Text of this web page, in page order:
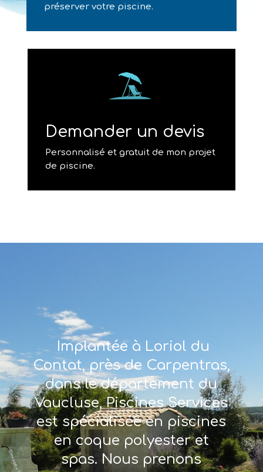
préserver votre piscine.
Demander un devis
Personnalisé et gratuit de mon projet
de piscine.
Implantée à Loriol du
Contat, près de Carpentras,
dans le département du
Vaucluse, Piscines Services
est spécialisée en piscines
en coque polyester et
spas. Nous prenons